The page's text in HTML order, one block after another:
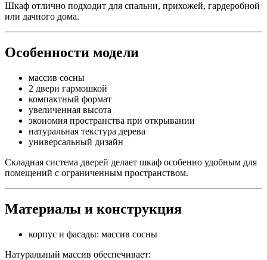
Шкаф отлично подходит для спальни, прихожей, гардеробной
или дачного дома.
Особенности модели
массив сосны
2 двери гармошкой
компактный формат
увеличенная высота
экономия пространства при открывании
натуральная текстура дерева
универсальный дизайн
Складная система дверей делает шкаф особенно удобным для
помещений с ограниченным пространством.
Материалы и конструкция
корпус и фасады: массив сосны
Натуральный массив обеспечивает: